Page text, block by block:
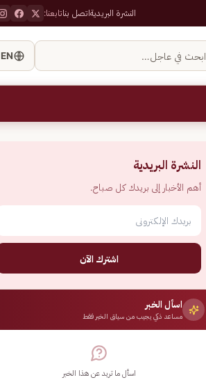
النشرة البريديةاتصل بناتابعنا:
ابحث في عاجل… EN
النشرة البريدية
أهم الأخبار إلى بريدك كل صباح.
اشترك الآن
اسأل الخبر
مساعد ذكي يجيب من سياق الخبر فقط
اسأل ما تريد عن هذا الخبر